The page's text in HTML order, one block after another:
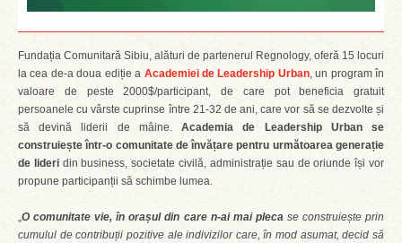
Fundația Comunitară Sibiu, alături de partenerul Regnology, oferă 15 locuri
la cea de-a doua ediție a Academiei de Leadership Urban, un program în
valoare de peste 2000$/participant, de care pot beneficia gratuit
persoanele cu vârste cuprinse între 21-32 de ani, care vor să se dezvolte și
să devină liderii de mâine.Academia de Leadership Urban se
construiește într-o comunitate de învățare pentru următoarea generație
de lideridin business, societate civilă, administrație sau de oriunde își vor
propune participanții să schimbe lumea.
„O comunitate vie, în orașul din care n-ai mai plecase construiește prin
cumulul de contribuții pozitive ale indivizilor care, în mod asumat, decid să